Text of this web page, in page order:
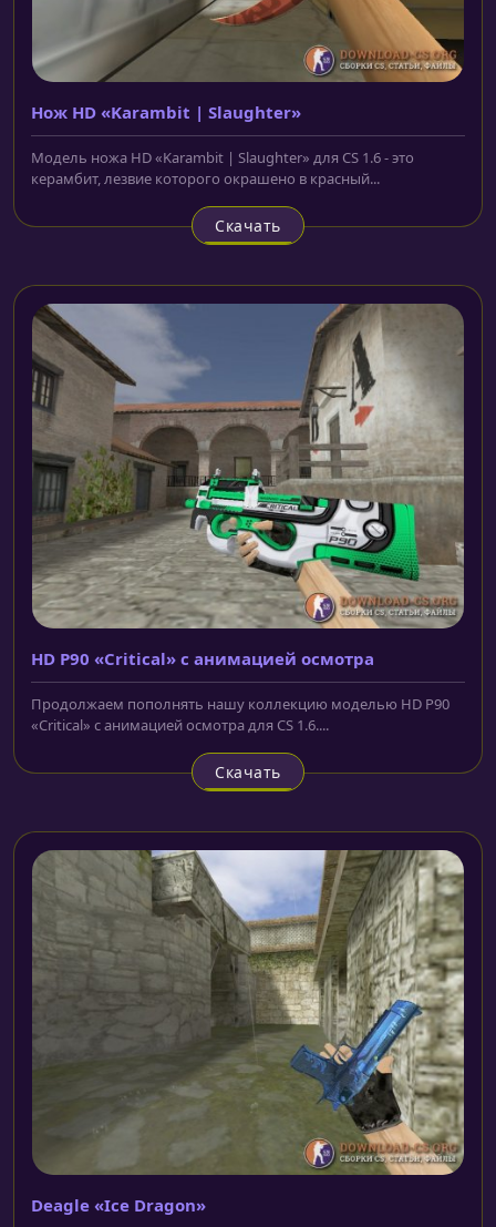
Нож HD «Karambit | Slaughter»
Модель ножа HD «Karambit | Slaughter» для CS 1.6 - это
керамбит, лезвие которого окрашено в красный...
Скачать
HD P90 «Critical» с анимацией осмотра
Продолжаем пополнять нашу коллекцию моделью HD P90
«Critical» с анимацией осмотра для CS 1.6....
Скачать
Deagle «Ice Dragon»